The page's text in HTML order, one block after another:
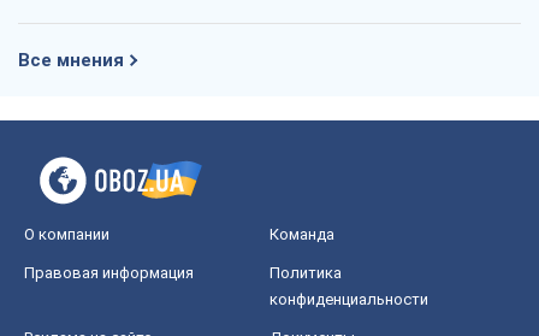
Все мнения
О компании Команда
Правовая информация
Политика
конфиденциальности